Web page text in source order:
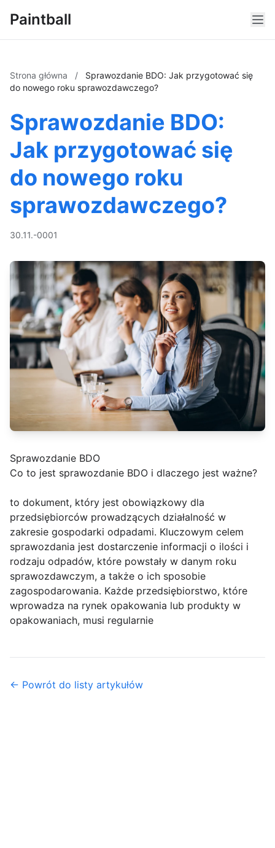
Paintball
Strona główna /
Sprawozdanie BDO: Jak przygotować się
do nowego roku sprawozdawczego?
Sprawozdanie BDO:
Jak przygotować się
do nowego roku
sprawozdawczego?
30.11.-0001
Sprawozdanie BDO
Co to jest sprawozdanie BDO i dlaczego jest ważne?
to dokument, który jest obowiązkowy dla
przedsiębiorców prowadzących działalność w
zakresie gospodarki odpadami. Kluczowym celem
sprawozdania jest dostarczenie informacji o ilości i
rodzaju odpadów, które powstały w danym roku
sprawozdawczym, a także o ich sposobie
zagospodarowania. Każde przedsiębiorstwo, które
wprowadza na rynek opakowania lub produkty w
opakowaniach, musi regularnie
← Powrót do listy artykułów